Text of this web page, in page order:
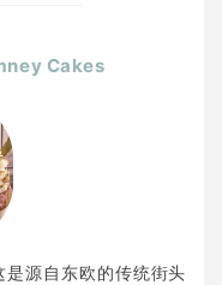
Cakes
源自东欧的传统街头